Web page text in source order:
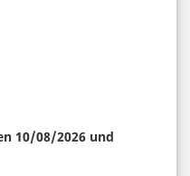
10/08/2026 und